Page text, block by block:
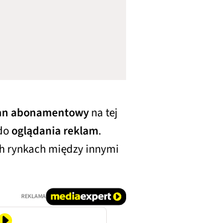
abonamentowyna tej
oglądania reklam.
rynkach między innymi
REKLAMA